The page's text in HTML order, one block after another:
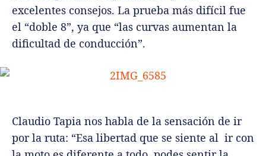
excelentes consejos. La prueba más difícil fue
el “doble 8”, ya que “las curvas aumentan la
dificultad de conducción”.
Claudio Tapia nos habla de la sensación de ir
por la ruta: “Esa libertad que se siente al ir con